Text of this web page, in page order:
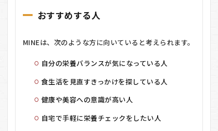
おすすめする人
MINEは、次のような方に向いていると考えられます。
自分の栄養バランスが気になっている人
食生活を見直すきっかけを探している人
健康や美容への意識が高い人
自宅で手軽に栄養チェックをしたい人